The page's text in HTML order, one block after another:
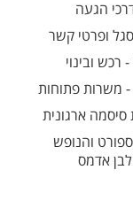
הגעה
ופרטי קשר
רכש ובינוי
- משרות פתוחות
ארגונית
והנופש
אדמס